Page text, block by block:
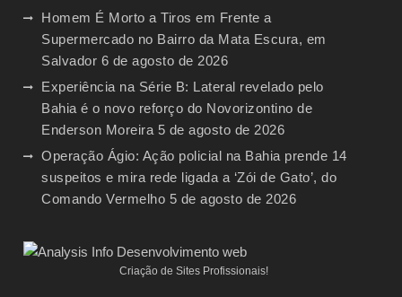
Homem É Morto a Tiros em Frente a
Supermercado no Bairro da Mata Escura, em
Salvador 6 de agosto de 2026
Experiência na Série B: Lateral revelado pelo
Bahia é o novo reforço do Novorizontino de
Enderson Moreira 5 de agosto de 2026
Operação Ágio: Ação policial na Bahia prende 14
suspeitos e mira rede ligada a ‘Zói de Gato’, do
Comando Vermelho 5 de agosto de 2026
Criação de Sites Profissionais!